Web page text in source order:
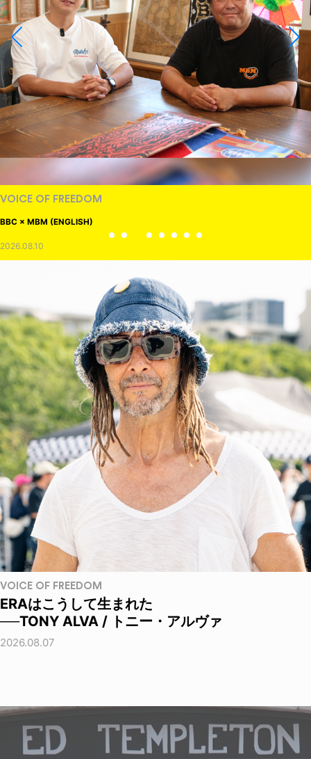
VOICE OF FREEDOM
BBC × MBM (ENGLISH)
2026.08.10
VOICE OF FREEDOM
ERAはこうして生まれた
──TONY ALVA / トニー・アルヴァ
2026.08.07